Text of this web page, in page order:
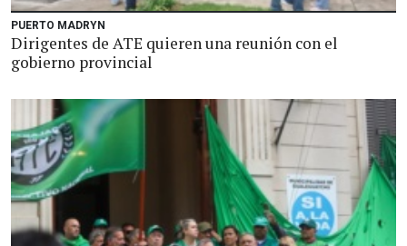
PUERTO MADRYN
Dirigentes de ATE quieren una reunión con el
gobierno provincial